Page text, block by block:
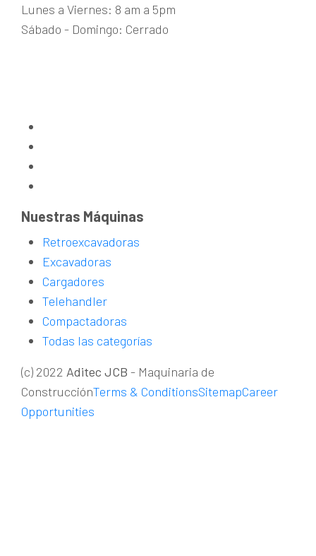
Lunes a Viernes: 8 am a 5pm
Sábado - Domingo: Cerrado
Nuestras Máquinas
Retroexcavadoras
Excavadoras
Cargadores
Telehandler
Compactadoras
Todas las categorías
(c) 2022 Aditec JCB - Maquinaria de
ConstrucciónTerms & ConditionsSitemapCareer
Opportunities